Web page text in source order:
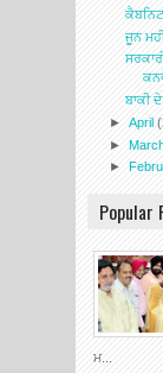
ਜੂਨ
ਬਾਕੀ
►April
►
►
Popular
ਮ...